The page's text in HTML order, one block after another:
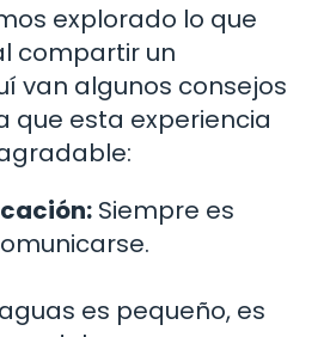
explorado lo que
compartir un
van algunos consejos
que esta experiencia
Siempre es
es pequeño, es